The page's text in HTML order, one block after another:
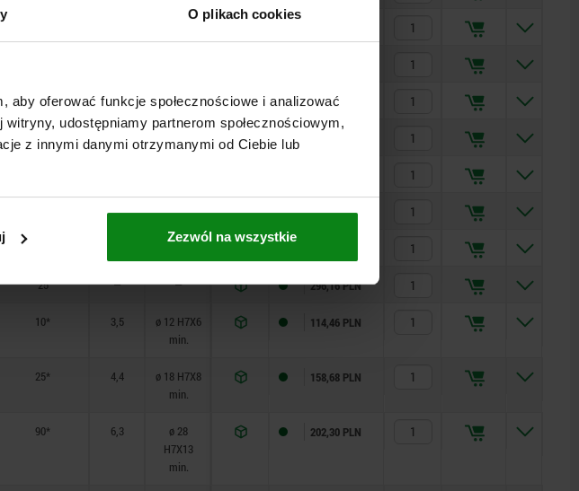
O plikach cookies
oferować funkcje społecznościowe i analizować
udostępniamy partnerom społecznościowym,
z innymi danymi otrzymanymi od Ciebie lub
Zezwól na wszystkie
25 — — 217,94 PLN
90
— — 220,41 PLN
25 — — 296,16 PLN
10* 3,5
ø 12 H7X6
min.
114,46 PLN
25* 4,4
ø 18 H7X8
min.
158,68 PLN
90* 6,3
ø 28
H7X13
min.
202,30 PLN